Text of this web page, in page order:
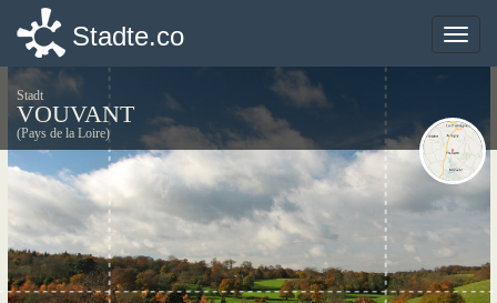
Toggle
Stadte.co
Stadt
VOUVANT
(Pays de la Loire)
Toggle
Stadte.co